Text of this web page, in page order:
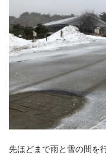
先ほどまで雨と雪の間を